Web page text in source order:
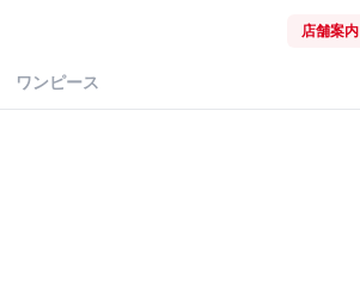
店舗案内
ワンピース